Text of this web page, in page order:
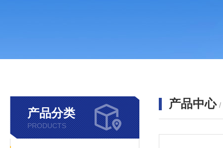
产品分类
PRODUCTS
产品中心 /